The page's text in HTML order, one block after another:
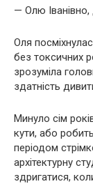
— Олю Іванівно,
Оля
без токсичних
зрозуміла
здатність
Минуло сім
кути, або
періодом
архітектурну
здригатися,